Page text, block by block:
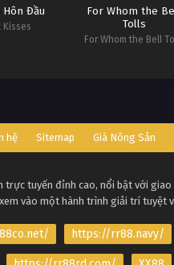
Hôn Đầu
Kisses
For Whom the
Tolls
For Whom the Bell
hệ Sitemap Giá Nông Sản
trực tuyến đỉnh cao, nổi bật với giao
vào một hành trình giải trí tuyệt
https://rr88.navy/